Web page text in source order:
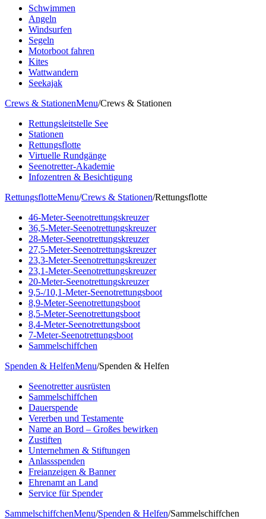
Schwimmen
Angeln
Windsurfen
Segeln
Motorboot fahren
Kites
Wattwandern
Seekajak
Crews & StationenMenu/Crews & Stationen
Rettungsleitstelle See
Stationen
Rettungsflotte
Virtuelle Rundgänge
Seenotretter-Akademie
Infozentren & Besichtigung
RettungsflotteMenu/Crews & Stationen/Rettungsflotte
46-Meter-Seenotrettungskreuzer
36,5-Meter-Seenotrettungskreuzer
28-Meter-Seenotrettungskreuzer
27,5-Meter-Seenotrettungskreuzer
23,3-Meter-Seenotrettungskreuzer
23,1-Meter-Seenotrettungskreuzer
20-Meter-Seenotrettungskreuzer
9,5-/10,1-Meter-Seenotrettungsboot
8,9-Meter-Seenotrettungsboot
8,5-Meter-Seenotrettungsboot
8,4-Meter-Seenotrettungsboot
7-Meter-Seenotrettungsboot
Sammelschiffchen
Spenden & HelfenMenu/Spenden & Helfen
Seenotretter ausrüsten
Sammelschiffchen
Dauerspende
Vererben und Testamente
Name an Bord – Großes bewirken
Zustiften
Unternehmen & Stiftungen
Anlassspenden
Freianzeigen & Banner
Ehrenamt an Land
Service für Spender
SammelschiffchenMenu/Spenden & Helfen/Sammelschiffchen